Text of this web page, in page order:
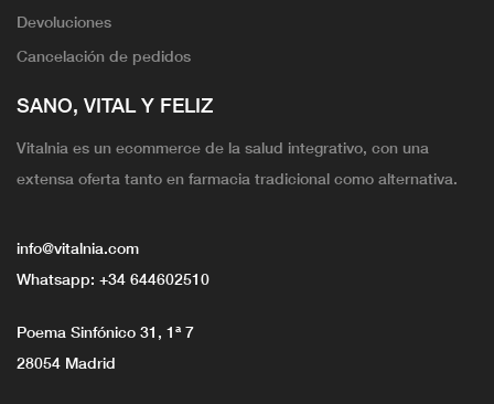
Devoluciones
Cancelación de pedidos
SANO, VITAL Y FELIZ
Vitalnia es un ecommerce de la salud integrativo, con una
extensa oferta tanto en farmacia tradicional como alternativa.
info@vitalnia.com
Whatsapp: +34 644602510
Poema Sinfónico 31, 1ª 7
28054 Madrid